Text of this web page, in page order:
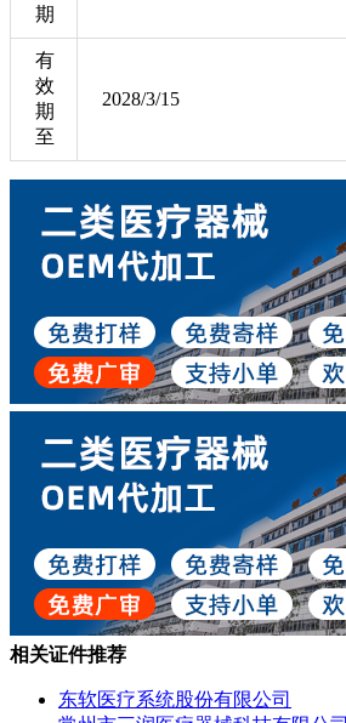
期
有
效
期
至
2028/3/15
相关证件推荐
东软医疗系统股份有限公司